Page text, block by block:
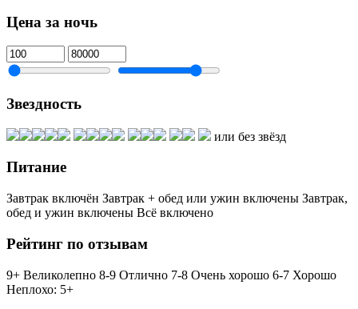
Цена за ночь
Звездность
или без звёзд
Питание
Завтрак включён Завтрак + обед или ужин включены Завтрак,
обед и ужин включены Всё включено
Рейтинг по отзывам
9+ Великолепно 8-9 Отлично 7-8 Очень хорошо 6-7 Хорошо
Неплохо: 5+